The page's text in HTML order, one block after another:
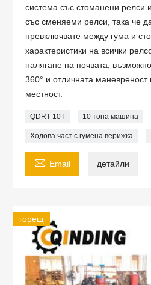
система със стоманени релси
със сменяеми релси, така че
превключвате между гума и
характеристики на всички
налягане на почвата,
360° и отличната
местност.
QDRT-10T 10 тона машина
Ходова част с гумена верижка
 Email детайли
горещ